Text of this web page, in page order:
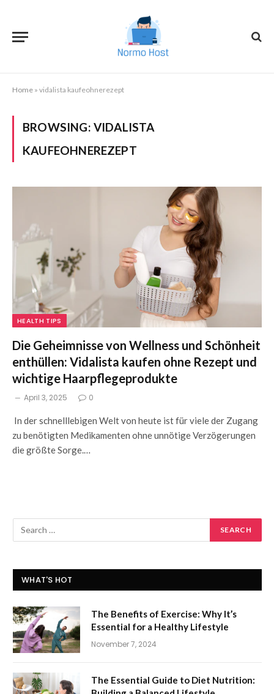
Home » vidalista kaufeohnerezept
BROWSING: VIDALISTA
KAUFEOHNEREZEPT
HEALTH TIPS
Die Geheimnisse von Wellness und Schönheit
enthüllen: Vidalista kaufen ohne Rezept und
wichtige Haarpflegeprodukte
April 3, 2025 0
In der schnelllebigen Welt von heute ist für viele der Zugang
zu benötigten Medikamenten ohne unnötige Verzögerungen
die größte Sorge.…
WHAT'S HOT
The Benefits of Exercise: Why It’s
Essential for a Healthy Lifestyle
November 7, 2024
The Essential Guide to Diet Nutrition: